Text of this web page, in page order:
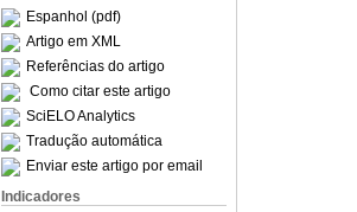
Espanhol (pdf)
Artigo em XML
Referências do artigo
Como citar este artigo
SciELO Analytics
Tradução automática
Enviar este artigo por email
Indicadores